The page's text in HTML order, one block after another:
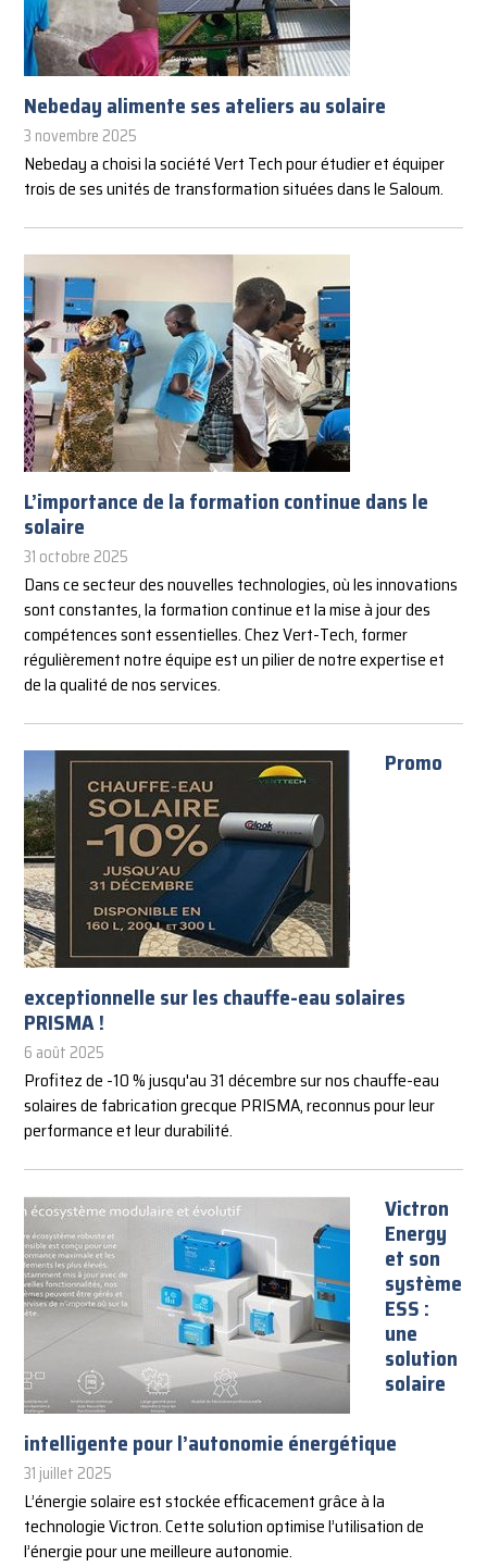
Nebeday alimente ses ateliers au solaire
3 novembre 2025
Nebeday a choisi la société Vert Tech pour étudier et équiper
trois de ses unités de transformation situées dans le Saloum.
L’importance de la formation continue dans le
solaire
31 octobre 2025
Dans ce secteur des nouvelles technologies, où les innovations
sont constantes, la formation continue et la mise à jour des
compétences sont essentielles. Chez Vert-Tech, former
régulièrement notre équipe est un pilier de notre expertise et
de la qualité de nos services.
Promo
exceptionnelle sur les chauffe-eau solaires
PRISMA !
6 août 2025
Profitez de -10 % jusqu'au 31 décembre sur nos chauffe-eau
solaires de fabrication grecque PRISMA, reconnus pour leur
performance et leur durabilité.
Victron
Energy
et son
système
ESS :
une
solution
solaire
intelligente pour l’autonomie énergétique
31 juillet 2025
L’énergie solaire est stockée efficacement grâce à la
technologie Victron. Cette solution optimise l’utilisation de
l’énergie pour une meilleure autonomie.